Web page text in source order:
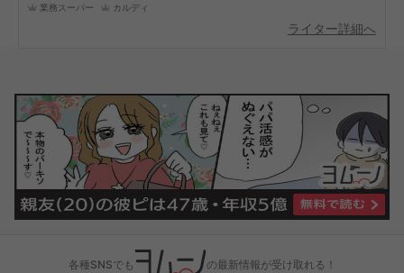
業務スーパー カルディ
ライター詳細へ
各種SNSでも の最新情報が受け取れる！